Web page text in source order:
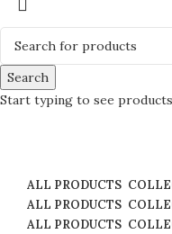
Tasses, Verres et Mugs
Sucriers, Beurriers et
ALL PRODUCTS
ALL PRODUCTS
ALL PRODUCTS
Search
Start typing to see